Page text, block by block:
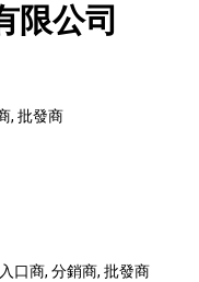
限公司
, 批發商
口商, 分銷商, 批發商